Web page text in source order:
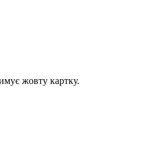
жовту картку.